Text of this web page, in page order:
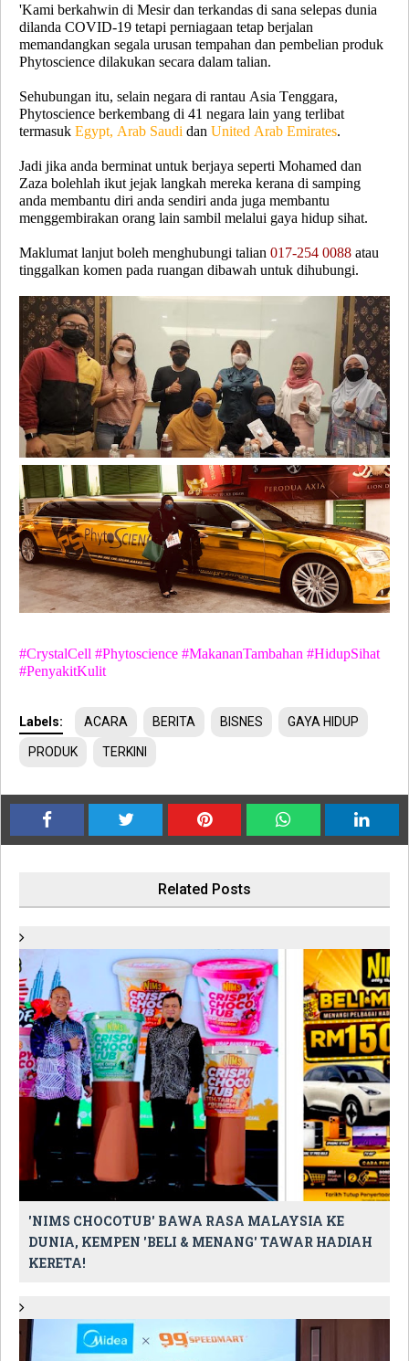
'Kami berkahwin di Mesir dan terkandas di sana selepas dunia
dilanda COVID-19 tetapi perniagaan tetap berjalan
memandangkan segala urusan tempahan dan pembelian produk
Phytoscience dilakukan secara dalam talian.
Sehubungan itu, selain negara di rantau Asia Tenggara,
Phytoscience berkembang di 41 negara lain yang terlibat
termasuk Egypt, Arab Saudi dan United Arab Emirates.
Jadi jika anda berminat untuk berjaya seperti Mohamed dan
Zaza bolehlah ikut jejak langkah mereka kerana di samping
anda membantu diri anda sendiri anda juga membantu
menggembirakan orang lain sambil melalui gaya hidup sihat.
Maklumat lanjut boleh menghubungi talian 017-254 0088 atau
tinggalkan komen pada ruangan dibawah untuk dihubungi.
#CrystalCell #Phytoscience #MakananTambahan #HidupSihat
#PenyakitKulit
Labels: ACARA BERITA BISNES GAYA HIDUP
PRODUK TERKINI
Related Posts
'NIMS CHOCOTUB' BAWA RASA MALAYSIA KE
DUNIA, KEMPEN 'BELI & MENANG' TAWAR HADIAH
KERETA!